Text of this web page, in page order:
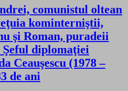
comunistul oltean
kominterniştii,
şi Roman, puradeii
diplomaţiei
Ceauşescu (1978 –
de ani